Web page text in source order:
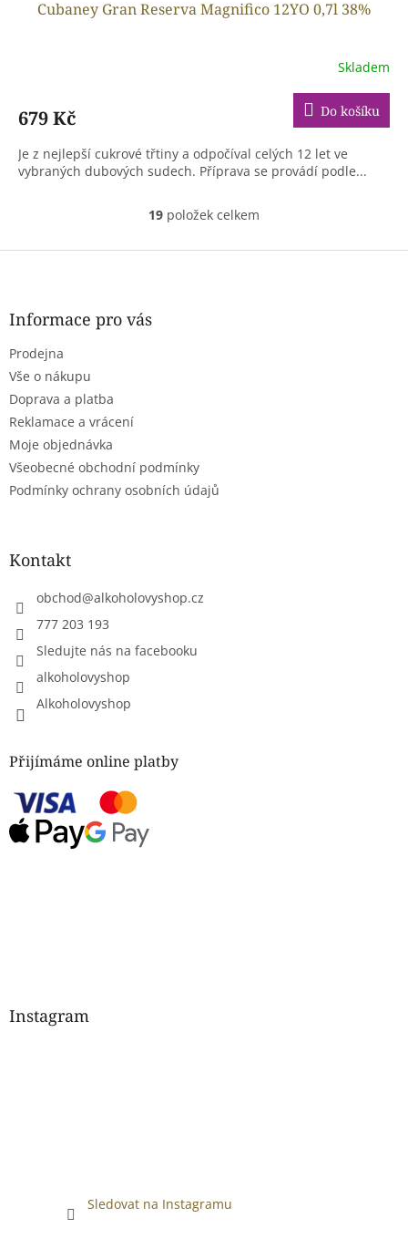
Cubaney Gran Reserva Magnifico 12YO 0,7l 38%
Skladem
679 Kč Do košíku
Je z nejlepší cukrové třtiny a odpočíval celých 12 let ve
vybraných dubových sudech. Příprava se provádí podle...
O
l
p
i
19 položek celkem
Z
Informace pro vás
Prodejna
Vše o nákupu
Doprava a platba
Reklamace a vrácení
Moje objednávka
Všeobecné obchodní podmínky
Podmínky ochrany osobních údajů
Kontakt
obchod@alkoholovyshop.cz
777 203 193
Sledujte nás na facebooku
alkoholovyshop
Alkoholovyshop
Přijímáme online platby
Instagram
Sledovat na Instagramu